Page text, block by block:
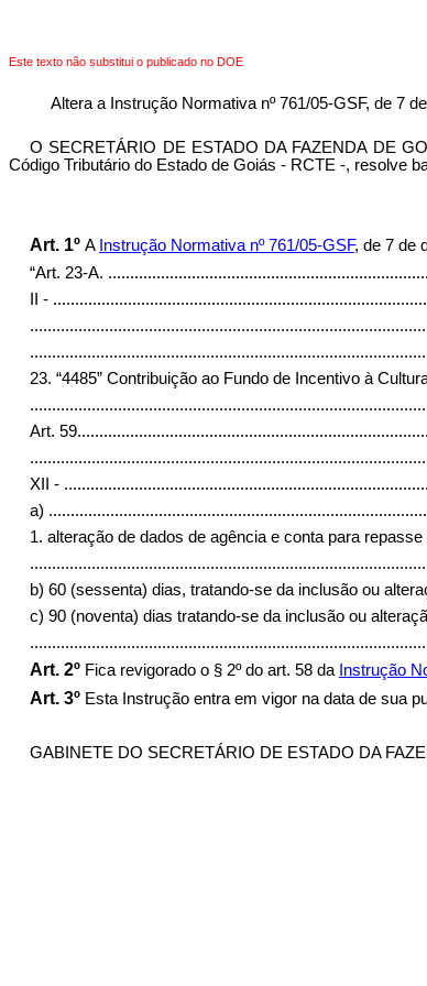
Este texto não substitui o publicado no DOE
Altera a Instrução Normativa nº 761/05-GSF, de 7
O SECRETÁRIO DE ESTADO DA FAZENDA DE
Código Tributário do Estado de Goiás - RCTE -, resolve
Art. 1º A Instrução Normativa nº 761/05-GSF, de 7 de
“Art. 23-A.
II -
23. “4485” Contribuição ao Fundo de Incentivo à
Art. 59.
XII -
a)
1. alteração de dados de agência e conta para
b) 60 (sessenta) dias, tratando-se da inclusão ou
c) 90 (noventa) dias tratando-se da inclusão ou
Art. 2ºFica revigorado o § 2º do art. 58 da Instrução
Art. 3º Esta Instrução entra em vigor na data de sua
GABINETE DO SECRETÁRIO DE ESTADO DA